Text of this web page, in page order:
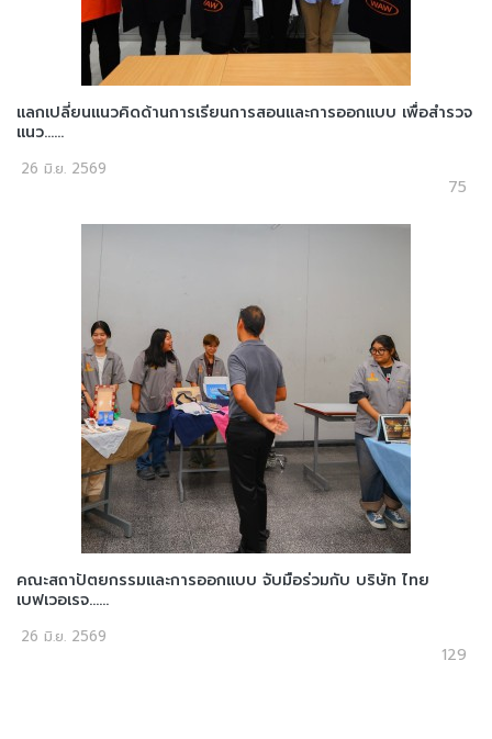
แลกเปลี่ยนแนวคิดด้านการเรียนการสอนและการออกแบบ เพื่อสำรวจ
แนว......
26 มิ.ย. 2569
75
คณะสถาปัตยกรรมและการออกแบบ จับมือร่วมกับ บริษัท ไทย
เบฟเวอเรจ......
26 มิ.ย. 2569
129